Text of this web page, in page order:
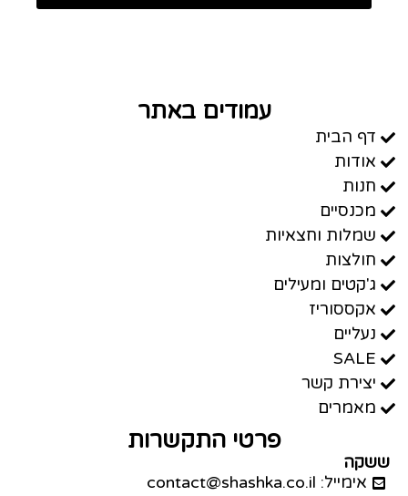
עמודים באתר
דף הבית
אודות
חנות
מכנסיים
שמלות וחצאיות
חולצות
ג'קטים ומעילים
אקססוריז
נעליים
SALE
יצירת קשר
מאמרים
פרטי התקשרות
ששקה
אימייל: contact@shashka.co.il